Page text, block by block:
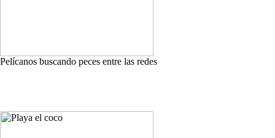
Pelícanos buscando peces entre las redes